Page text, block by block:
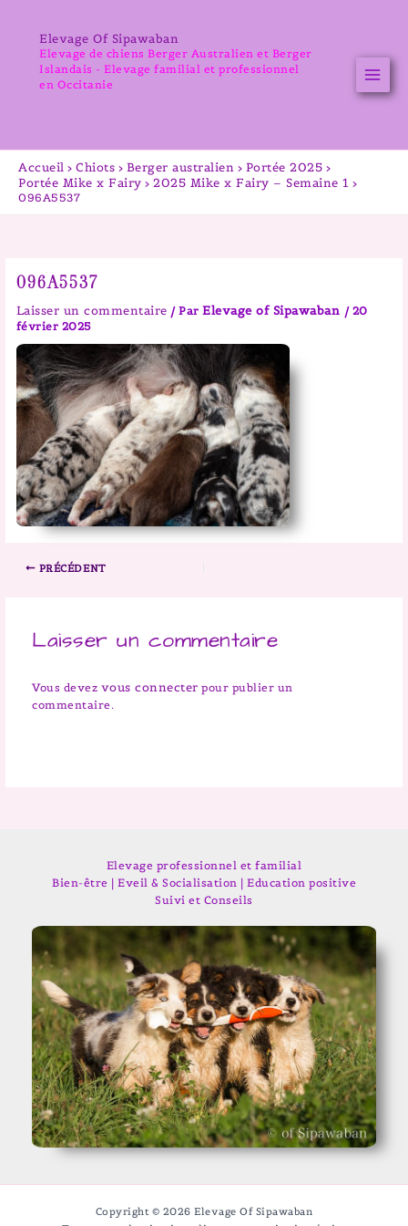
contenuElevage Of Sipawaban
Elevage de chiens Berger Australien et Berger
Islandais - Elevage familial et professionnel
en Occitanie
Accueil Chiots Berger australien
Portée 2025
Portée Mike x Fairy
2025 Mike x Fairy – Semaine 1
096A5537
096A5537
Laisser un commentaire / ParElevage of Sipawaban / 20
février 2025
PRÉCÉDENT
Laisser un commentaire
Vous devez vous connecter pour publier un
commentaire.
Elevage professionnel et familial
Bien-être | Eveil & Socialisation | Education positive
Suivi et Conseils
Copyright © 2026 Elevage Of Sipawaban